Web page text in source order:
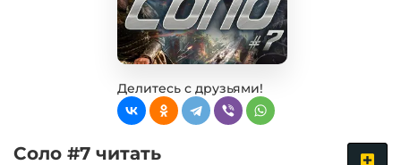
Делитесь с друзьями!
Соло #7 читать